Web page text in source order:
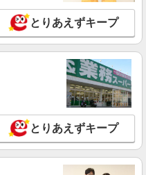
〜450,000円 ※残業代含む 試用
件は本採用時と同じ）
竹折23
詳細を見る
ッフ
月収例29万円/残業20h/深夜60h
とりあえずキープ
とりあえずキープ